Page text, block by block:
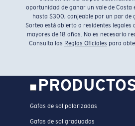
oportunidad de ganar un vale de Costa
hasta $300, canjeable por un par de
Sorteo está abierto a residentes legales
mayores de 18 años. No es necesario
Consulta las Reglas Oficiales para
Gafas de sol polarizadas
Gafas de sol graduadas